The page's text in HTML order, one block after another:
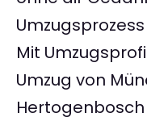
Mit
Umzug von